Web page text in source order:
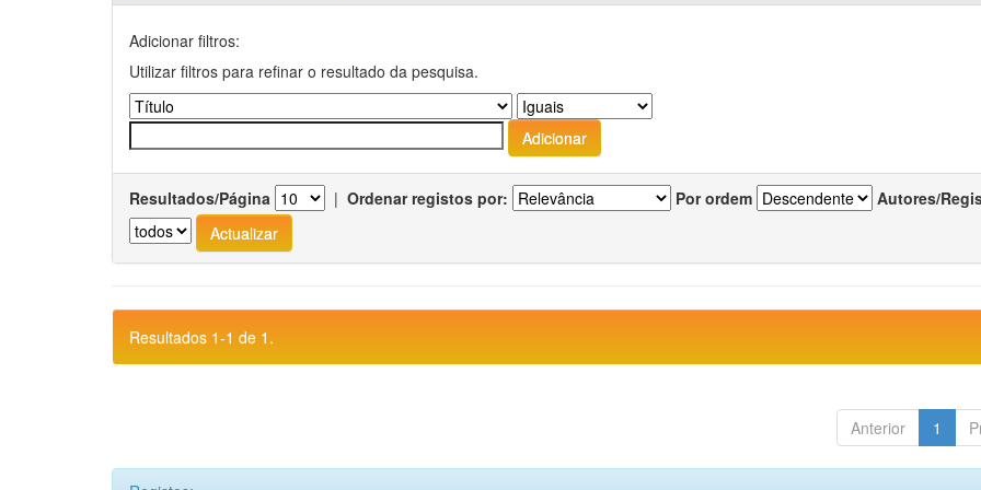
Adicionar filtros:
Utilizar filtros para refinar o resultado da pesquisa.
Resultados/Página | Ordenar registos por: Por ordem Autores/
Resultados 1-1 de 1.
Anterior 1